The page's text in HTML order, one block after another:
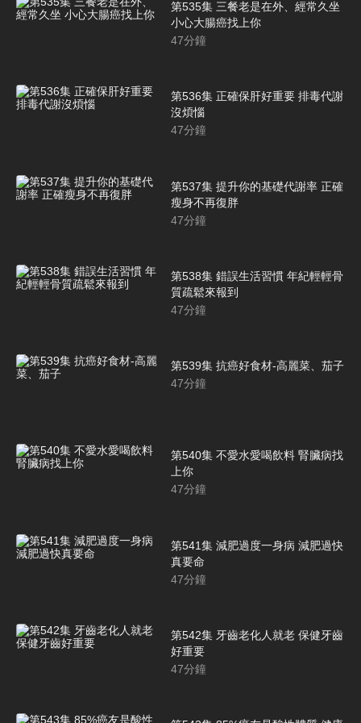
第535集 三餐老是在外、經常久坐
小心大腸癌找上你
47分鐘
第536集 正確保肝好重要 排毒代謝
沒煩惱
47分鐘
第537集 提升你的基礎代謝率 正確
瘦身不再復胖
47分鐘
第538集 錯誤生活習慣 年紀輕輕骨
質疏鬆來報到
47分鐘
第539集 抗癌好食材-高麗菜、茄子
47分鐘
第540集 不愛水愛喝飲料 腎臟病找
上你
47分鐘
第541集 減肥過度一身病 減肥過快
真要命
47分鐘
第542集 牙齒老化人就老 保健牙齒
好重要
47分鐘